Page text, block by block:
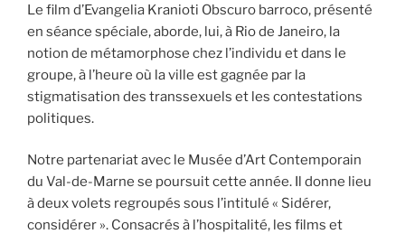
Le film d’Evangelia Kranioti Obscuro barroco, présenté
en séance spéciale, aborde, lui, à Rio de Janeiro, la
notion de métamorphose chez l’individu et dans le
groupe, à l’heure où la ville est gagnée par la
stigmatisation des transsexuels et les contestations
politiques.
Notre partenariat avec le Musée d’Art Contemporain
du Val-de-Marne se poursuit cette année. Il donne lieu
à deux volets regroupés sous l’intitulé « Sidérer,
considérer ». Consacrés à l’hospitalité, les films et